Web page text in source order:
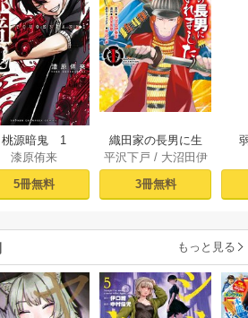
桃源暗鬼 1
漆原侑来
5冊無料
織田家の長男に生
まれました～戦国
時代に転生したけ
ど、死にたくない
ます～ 1
平沢下戸 / 大沼田伊
/逸見兎歌
3冊無料
もっと見る